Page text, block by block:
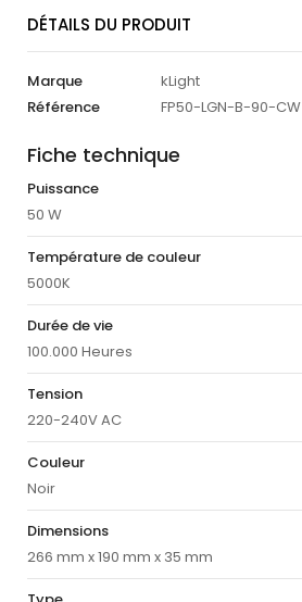
DÉTAILS DU PRODUIT
Marque
kLight
Référence
FP50-LGN-B-90-CW
Fiche technique
Puissance
50 W
Température de couleur
5000K
Durée de vie
100.000 Heures
Tension
220-240V AC
Couleur
Noir
Dimensions
266 mm x 190 mm x 35 mm